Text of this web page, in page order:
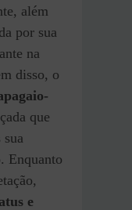
além
por sua
na
disso, o
que
Enquanto
e